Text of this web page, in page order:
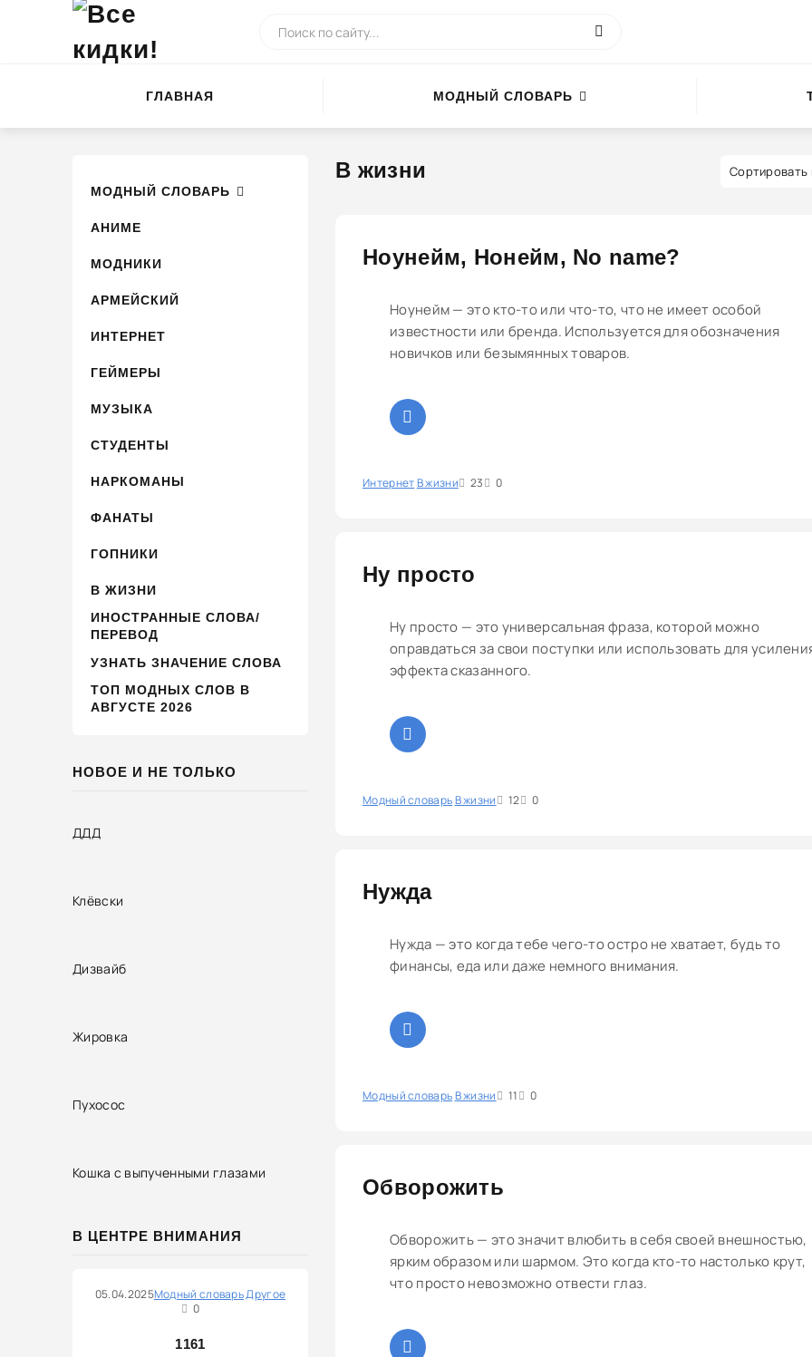
ГЛАВНАЯ МОДНЫЙ СЛОВАРЬ
МОДНЫЙ СЛОВАРЬ
АНИМЕ
МОДНИКИ
АРМЕЙСКИЙ
ИНТЕРНЕТ
ГЕЙМЕРЫ
МУЗЫКА
СТУДЕНТЫ
НАРКОМАНЫ
ФАНАТЫ
ГОПНИКИ
В ЖИЗНИ
ИНОСТРАННЫЕ СЛОВА/
ПЕРЕВОД
УЗНАТЬ ЗНАЧЕНИЕ СЛОВА
ТОП МОДНЫХ СЛОВ В
АВГУСТЕ 2026
НОВОЕ И НЕ ТОЛЬКО
ДДД
Клёвски
Дизвайб
Жировка
Пухосос
Кошка с выпученными глазами
В ЦЕНТРЕ ВНИМАНИЯ
05.04.2025Модный словарьДругое
0
1161
В жизни
Ноунейм, Нонейм, No name?
Ноунейм — это кто-то или что-то, что не имеет особой
известности или бренда. Используется для обозначения
новичков или безымянных товаров.
ИнтернетВ жизни 23 0
1 2 3 4 5
Ну просто
Ну просто — это универсальная фраза, которой можно
оправдаться за свои поступки или использовать для
эффекта сказанного.
Модный словарьВ жизни 12 0
0 1 2 3 4 5
Нужда
Нужда — это когда тебе чего-то остро не хватает, будь то
финансы, еда или даже немного внимания.
Модный словарьВ жизни 11 0
1 2 3 4 5
Обворожить
Обворожить — это значит влюбить в себя своей внешностью,
ярким образом или шармом. Это когда кто-то настолько крут,
что просто невозможно отвести глаз.